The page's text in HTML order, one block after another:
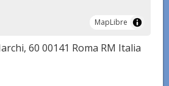
MapLibre
MapLibre
60 00141 Roma RM Italia